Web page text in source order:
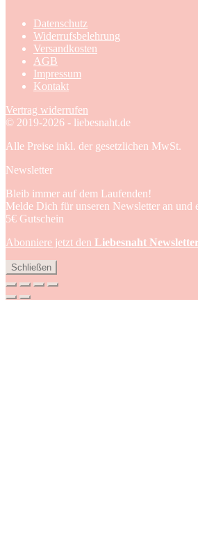
Datenschutz
Widerrufsbelehrung
Versandkosten
AGB
Impressum
Kontakt
Vertrag widerrufen
© 2019-2026 - liebesnaht.de
Alle Preise inkl. der gesetzlichen MwSt.
Newsletter
Bleib immer auf dem Laufenden!
Melde Dich für unseren Newsletter an und
5€ Gutschein
Abonniere jetzt den Liebesnaht
Schließen